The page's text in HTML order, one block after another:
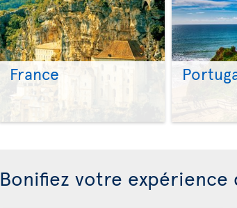
France
Bonifiez votre expérience